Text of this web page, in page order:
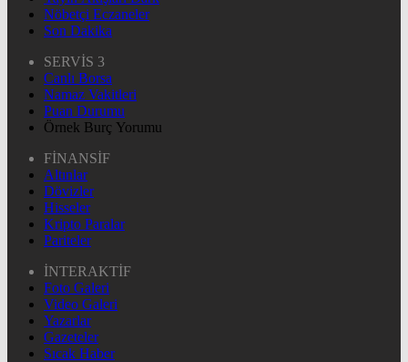
Nöbetçi Eczaneler
Son Dakika
SERVİS 3
Canlı Borsa
Namaz Vakitleri
Puan Durumu
Örnek Burç Yorumu
FİNANSİF
Altınlar
Dövizler
Hisseler
Kripto Paralar
Pariteler
İNTERAKTİF
Foto Galeri
Video Galeri
Yazarlar
Gazeteler
Sıcak Haber